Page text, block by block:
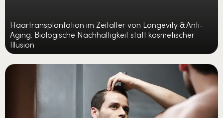
Haartransplantation im Zeitalter von Longevity & Anti-
Aging: Biologische Nachhaltigkeit statt kosmetischer
Illusion